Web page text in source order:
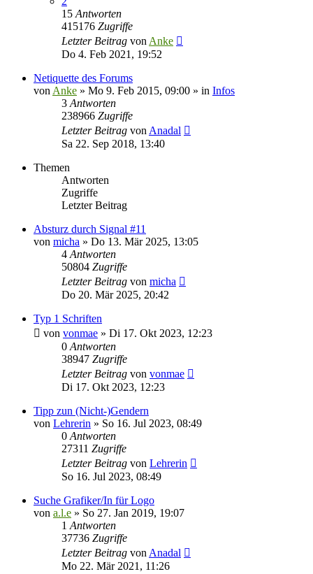
15 Antworten
415176 Zugriffe
Letzter Beitrag von Anke
Do 4. Feb 2021, 19:52
Netiquette des Forums
von Anke » Mo 9. Feb 2015, 09:00 » in Infos
3 Antworten
238966 Zugriffe
Letzter Beitrag von Anadal
Sa 22. Sep 2018, 13:40
Themen
Antworten
Zugriffe
Letzter Beitrag
Absturz durch Signal #11
von micha » Do 13. Mär 2025, 13:05
4 Antworten
50804 Zugriffe
Letzter Beitrag von micha
Do 20. Mär 2025, 20:42
Typ 1 Schriften
von vonmae » Di 17. Okt 2023, 12:23
0 Antworten
38947 Zugriffe
Letzter Beitrag von vonmae
Di 17. Okt 2023, 12:23
Tipp zun (Nicht-)Gendern
von Lehrerin » So 16. Jul 2023, 08:49
0 Antworten
27311 Zugriffe
Letzter Beitrag von Lehrerin
So 16. Jul 2023, 08:49
Suche Grafiker/In für Logo
von a.l.e » So 27. Jan 2019, 19:07
1 Antworten
37736 Zugriffe
Letzter Beitrag von Anadal
Mo 22. Mär 2021, 11:26